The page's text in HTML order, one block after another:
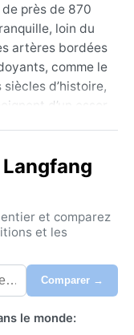
près de 870
loin du
artères bordées
comme le
d’histoire,
d’un essor
contraste
une saison
Les étés,
grimper
humidité
surtout en juillet
de neige
et comparez
et les
Comparer →
le monde: